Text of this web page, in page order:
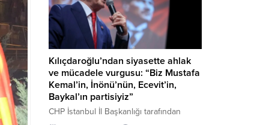
Kılıçdaroğlu’ndan siyasette ahlak
ve mücadele vurgusu: “Biz Mustafa
Kemal’in, İnönü’nün, Ecevit’in,
Baykal’ın partisiyiz”
CHP İstanbul İl Başkanlığı tarafından